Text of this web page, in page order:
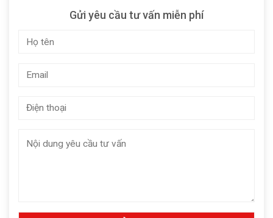
Gửi yêu cầu tư vấn miễn phí